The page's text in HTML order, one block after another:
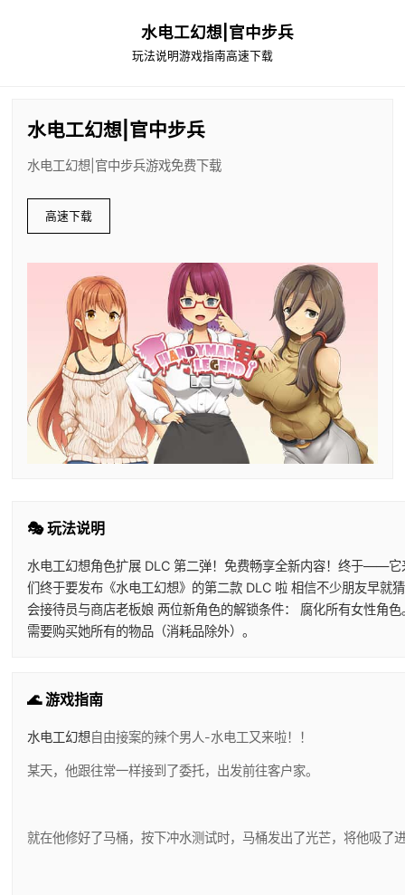
水电工幻想|官中步兵
玩法说明游戏指南高速下载
水电工幻想|官中步兵
水电工幻想|官中步兵游戏免费下载
高速下载
🎭 玩法说明
水电工幻想角色扩展 DLC 第二弹！免费畅享全新内容！终于——
们终于要发布《水电工幻想》的第二款 DLC 啦 相信不少朋友早
会接待员与商店老板娘 两位新角色的解锁条件： 腐化所有女性角
需要购买她所有的物品（消耗品除外）。
🌊 游戏指南
水电工幻想自由接案的辣个男人-水电工又来啦！！
某天，他跟往常一样接到了委托，出发前往客户家。
就在他修好了马桶，按下冲水测试时，马桶发出了光芒，将他吸了